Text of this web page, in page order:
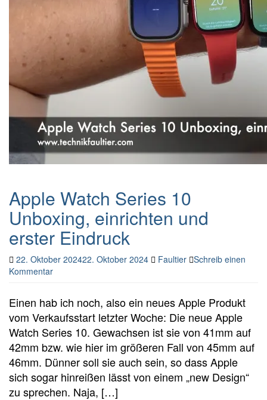
Apple Watch Series 10
Unboxing, einrichten und
erster Eindruck
22. Oktober 202422. Oktober 2024 Faultier Schreib einen
Kommentar
Einen hab ich noch, also ein neues Apple Produkt
vom Verkaufsstart letzter Woche: Die neue Apple
Watch Series 10. Gewachsen ist sie von 41mm auf
42mm bzw. wie hier im größeren Fall von 45mm auf
46mm. Dünner soll sie auch sein, so dass Apple
sich sogar hinreißen lässt von einem „new Design“
zu sprechen. Naja, […]